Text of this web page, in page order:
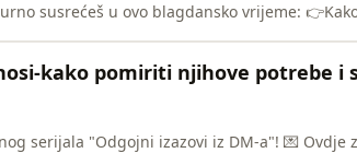
u ovo blagdansko vrijeme: 👉Kako upravljati
kako pomiriti njihove potrebe i
serijala "Odgojni izazovi iz DM-a"! 💌 Ovdje